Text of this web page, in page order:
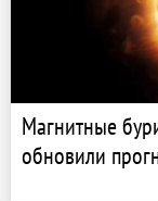
Магнитные
обновили